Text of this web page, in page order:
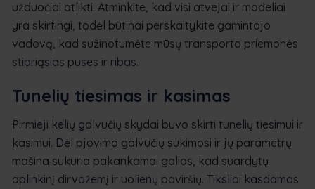
užduočiai atlikti. Atminkite, kad visi atvejai ir modeliai
yra skirtingi, todėl būtinai perskaitykite gamintojo
vadovą, kad sužinotumėte mūsų transporto priemonės
stipriąsias puses ir ribas.
Tunelių tiesimas ir kasimas
Pirmieji kelių galvučių skydai buvo skirti tunelių tiesimui ir
kasimui. Dėl pjovimo galvučių sukimosi ir jų parametrų
mašina sukuria pakankamai galios, kad suardytų
aplinkinį dirvožemį ir uolienų paviršių. Tiksliai kasdamas